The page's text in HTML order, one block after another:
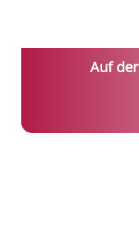
Auf